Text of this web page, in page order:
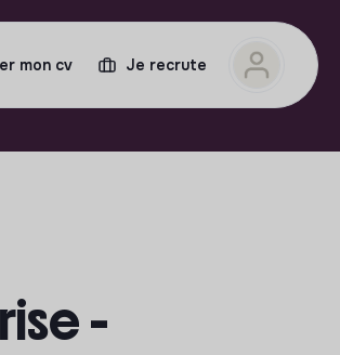
mon cv Je recrute
-